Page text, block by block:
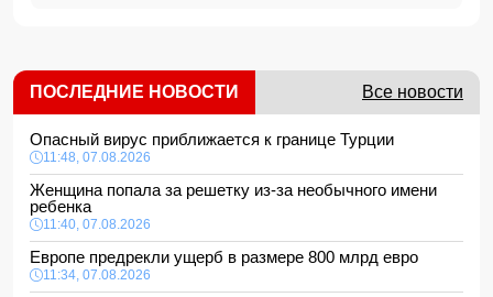
ПОСЛЕДНИЕ НОВОСТИ Все новости
Опасный вирус приближается к границе Турции
11:48, 07.08.2026
Женщина попала за решетку из-за необычного имени
ребенка
11:40, 07.08.2026
Европе предрекли ущерб в размере 800 млрд евро
11:34, 07.08.2026